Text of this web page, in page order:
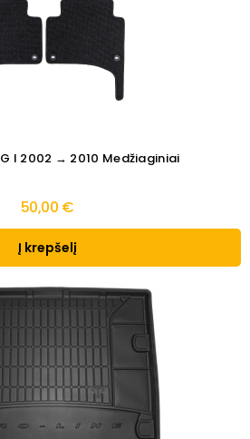
I 2002 → 2010 Medžiaginiai
50,00 €
Į krepšelį